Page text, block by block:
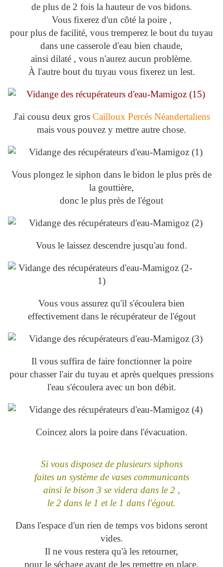
de plus de 2 fois la hauteur de vos bidons.
Vous fixerez d'un côté la poire ,
pour plus de facilité, vous tremperez le bout du tuyau
dans une casserole d'eau bien chaude,
ainsi dilaté , vous n'aurez aucun problème.
À l'autre bout du tuyau vous fixerez un lest.
J'ai cousu deux gros Cailloux Percés Néandertaliens
mais vous pouvez y mettre autre chose.
Vous plongez le siphon dans le bidon le plus près de
la gouttière,
donc le plus près de l'égout
Vous le laissez descendre jusqu'au fond.
Vous vous assurez qu'il s'écoulera bien
effectivement dans le récupérateur de l'égout
Il vous suffira de faire fonctionner la poire
pour chasser l'air du tuyau et après quelques pressions
l'eau s'écoulera avec un bon débit.
Coincez alors la poire dans l'évacuation.
Si vous disposez de plusieurs siphons
faites un système de vases communicants
ainsi le bison 3 se videra dans le 2 ,
le 2 dans le 1 et le 1 dans l'égout.
Dans l'espace d'un rien de temps vos bidons seront
vides.
Il ne vous restera qu'à les retourner,
pour le séchage avant de les remettre en place.